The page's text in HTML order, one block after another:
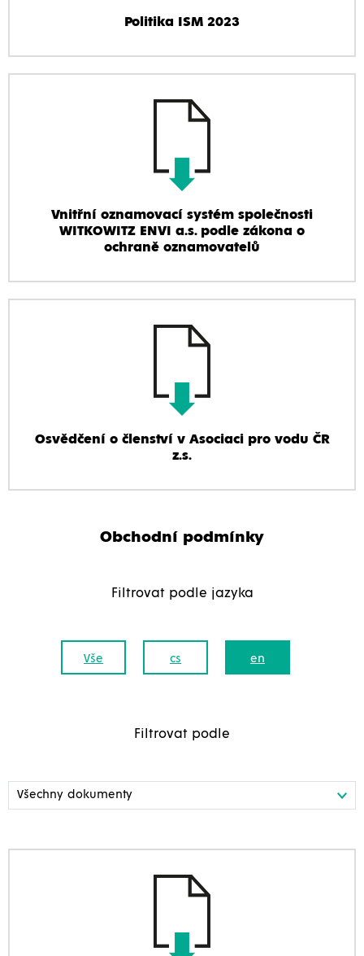
Politika ISM 2023
Vnitřní oznamovací systém společnosti
WITKOWITZ ENVI a.s. podle zákona o
ochraně oznamovatelů
Osvědčení o členství v Asociaci pro vodu ČR
z.s.
Obchodní podmínky
Filtrovat podle jazyka
Vše cs en
Filtrovat podle